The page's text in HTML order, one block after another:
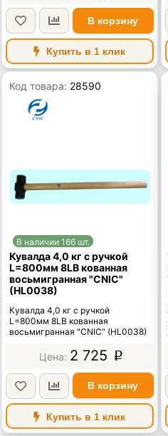
В корзину
Купить в 1 клик
Код товара: 28590
В наличии 166 шт.
Кувалда 4,0 кг с ручкой
L=800мм 8LB кованная
восьмигранная "CNIC"
(HL0038)
Кувалда 4,0 кг с ручкой
L=800мм 8LB кованная
восьмигранная "CNIC" (HL0038)
2 725 p
В корзину
Купить в 1 клик